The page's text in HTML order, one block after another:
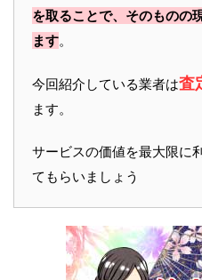
を取ることで、そのものの
ます。
今回紹介している業者は査
ます。
サービスの価値を最大限に
てもらいましょう